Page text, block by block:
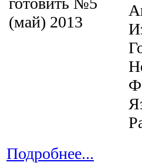
Подробнее...